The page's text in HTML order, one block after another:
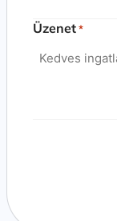
Üzenet *